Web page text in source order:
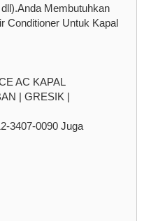
Membutuhkan
Conditioner Untuk Kapal
AC KAPAL
| GRESIK |
3407-0090 Juga